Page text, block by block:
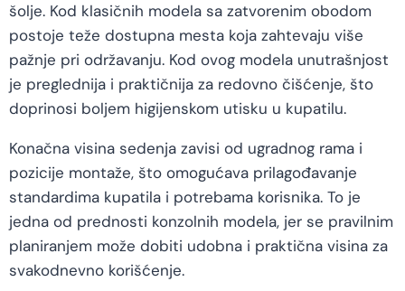
šolje. Kod klasičnih modela sa zatvorenim obodom
postoje teže dostupna mesta koja zahtevaju više
pažnje pri održavanju. Kod ovog modela unutrašnjost
je preglednija i praktičnija za redovno čišćenje, što
doprinosi boljem higijenskom utisku u kupatilu.
Konačna visina sedenja zavisi od ugradnog rama i
pozicije montaže, što omogućava prilagođavanje
standardima kupatila i potrebama korisnika. To je
jedna od prednosti konzolnih modela, jer se pravilnim
planiranjem može dobiti udobna i praktična visina za
svakodnevno korišćenje.